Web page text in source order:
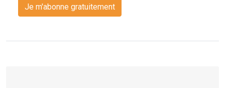
Je m'abonne gratuitement